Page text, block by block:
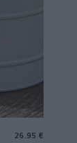
26.95 €